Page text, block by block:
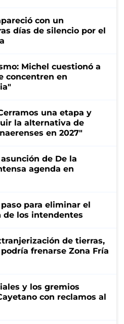
con un
días de silencio por el
Michel cuestionó a
concentren en
una etapa y
la alternativa de
en 2027"
de De la
agenda en
para eliminar el
de los intendentes
de tierras,
frenarse Zona Fría
y los gremios
con reclamos al